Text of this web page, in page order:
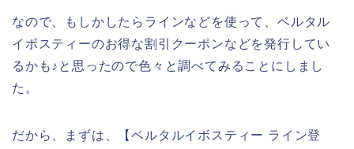
なので、もしかしたらラインなどを使って、ベルタル
イボスティーのお得な割引クーポンなどを発行してい
るかも♪と思ったので色々と調べてみることにしまし
た。
だから、まずは、【ベルタルイボスティー ライン登